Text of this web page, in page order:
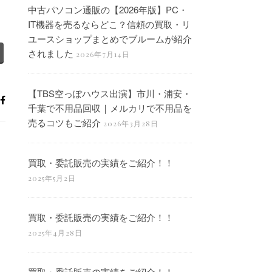
中古パソコン通販の【2026年版】PC・
IT機器を売るならどこ？信頼の買取・リ
ユースショップまとめでブルームが紹介
されました 2026年7月14日
【TBS空っぽハウス出演】市川・浦安・
千葉で不用品回収｜メルカリで不用品を
売るコツもご紹介 2026年3月28日
買取・委託販売の実績をご紹介！！
2025年5月2日
買取・委託販売の実績をご紹介！！
2025年4月28日